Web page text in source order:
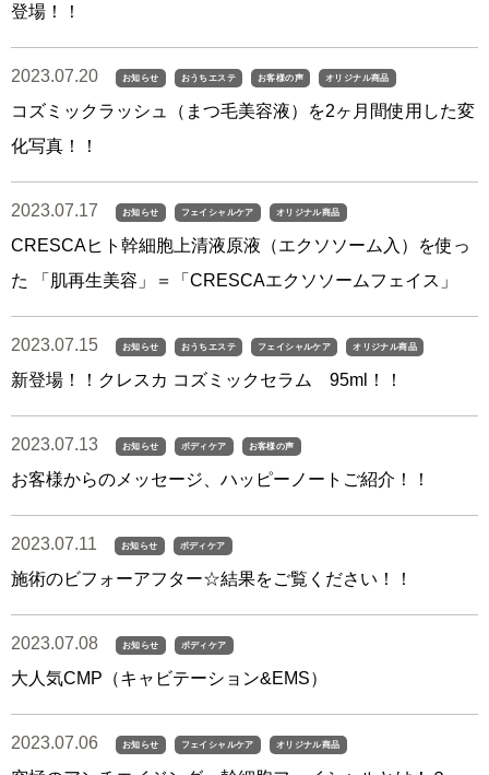
登場！！
2023.07.20 お知らせ おうちエステ お客様の声 オリジナル商品
コズミックラッシュ（まつ毛美容液）を2ヶ月間使用した変
化写真！！
2023.07.17 お知らせ フェイシャルケア オリジナル商品
CRESCAヒト幹細胞上清液原液（エクソソーム入）を使っ
た 「肌再生美容」＝「CRESCAエクソソームフェイス」
2023.07.15 お知らせ おうちエステ フェイシャルケア オリジナル商品
新登場！！クレスカ コズミックセラム 95ml！！
2023.07.13 お知らせ ボディケア お客様の声
お客様からのメッセージ、ハッピーノートご紹介！！
2023.07.11 お知らせ ボディケア
施術のビフォーアフター☆結果をご覧ください！！
2023.07.08 お知らせ ボディケア
大人気CMP（キャビテーション&EMS）
2023.07.06 お知らせ フェイシャルケア オリジナル商品